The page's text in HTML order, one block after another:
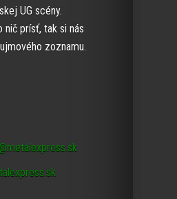
UG scény.
nič prísť, tak si nás
zoznamu.